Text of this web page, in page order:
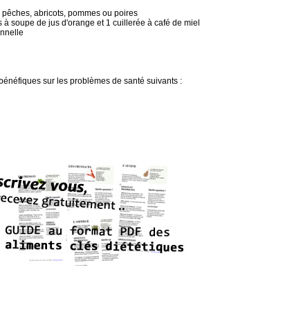
abricots, pommes ou poires
soupe de jus d'orange et 1 cuillerée à café de miel
sur les problèmes de santé suivants :